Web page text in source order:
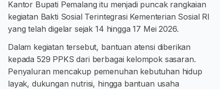
Kantor Bupati Pemalang itu menjadi puncak rangkaian
kegiatan Bakti Sosial Terintegrasi Kementerian Sosial RI
yang telah digelar sejak 14 hingga 17 Mei 2026.
Dalam kegiatan tersebut, bantuan atensi diberikan
kepada 529 PPKS dari berbagai kelompok sasaran.
Penyaluran mencakup pemenuhan kebutuhan hidup
layak, dukungan nutrisi, hingga bantuan usaha